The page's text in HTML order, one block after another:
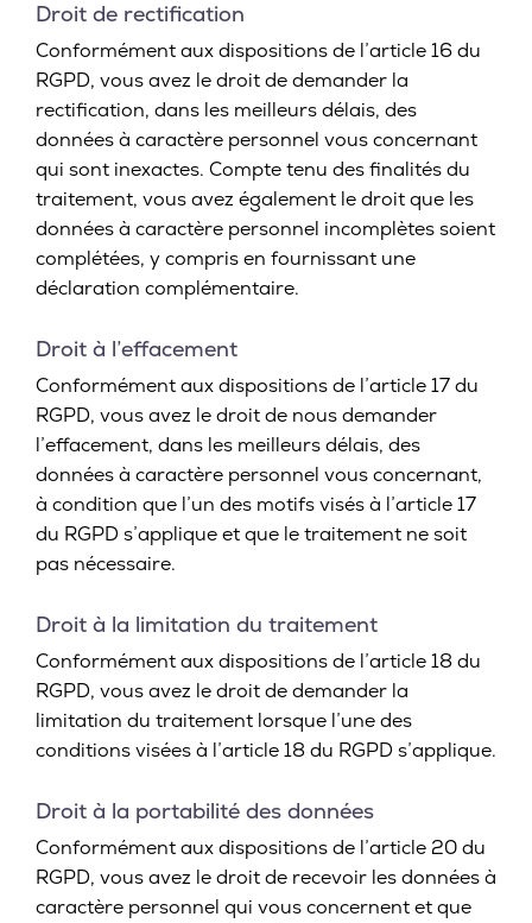
Droit de rectification
Conformément aux dispositions de l’article 16 du
RGPD, vous avez le droit de demander la
rectification, dans les meilleurs délais, des
données à caractère personnel vous concernant
qui sont inexactes. Compte tenu des finalités du
traitement, vous avez également le droit que les
données à caractère personnel incomplètes soient
complétées, y compris en fournissant une
déclaration complémentaire.
Droit à l’effacement
Conformément aux dispositions de l’article 17 du
RGPD, vous avez le droit de nous demander
l’effacement, dans les meilleurs délais, des
données à caractère personnel vous concernant,
à condition que l’un des motifs visés à l’article 17
du RGPD s’applique et que le traitement ne soit
pas nécessaire.
Droit à la limitation du traitement
Conformément aux dispositions de l’article 18 du
RGPD, vous avez le droit de demander la
limitation du traitement lorsque l’une des
conditions visées à l’article 18 du RGPD s’applique.
Droit à la portabilité des données
Conformément aux dispositions de l’article 20 du
RGPD, vous avez le droit de recevoir les données à
caractère personnel qui vous concernent et que